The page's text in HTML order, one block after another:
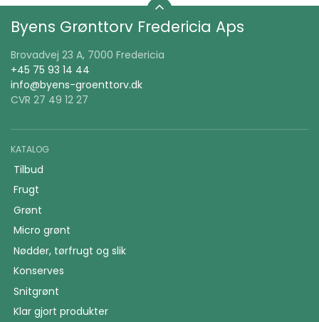
Byens Grønttorv Fredericia Aps
Brovadvej 23 A, 7000 Fredericia
+45 75 93 14 44
info@byens-groenttorv.dk
CVR 27 49 12 27
KATALOG
Tilbud
Frugt
Grønt
Micro grønt
Nødder, tørfrugt og slik
Konserves
Snitgrønt
Klar gjort produkter